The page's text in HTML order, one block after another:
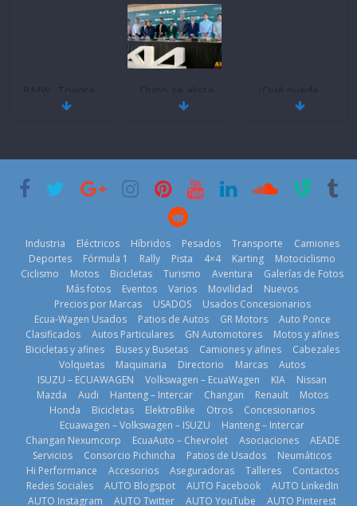
BMW, Toyota,
Bosch y
renovable
25 de julio de
Nuevo SUV
Honda ZR-V
Advanced
Hybrid para el
mercado local
23 de julio de
Quito se alista
para un nuevo
2026
Kia reúne a
jugadores de
fútbol de todo
el mundo en
‘Kia OMBC
Cup’
6 de mayo de
2026
¿Qué puede
pasar con tu
3 de agosto de
La FEDAK
recibe 12
Sinotruk
Bolden para
cubrir las rutas
de La Vuelta
31 de julio de
2026
Industria Eléctricos Híbridos Pesados Transporte
Camiones
Deportes
Fórmula 1 Rally Pista 4×4 Karting
Motociclismo
Ciclismo
Motos Bicicletas Turismo Aventura
Galerías de Fotos
Más fotos
Eventos Varios Movilidad
Nuevos
Precios por Marcas
USADOS
Usados Concesionarios
Ecua-Wagen Usados
Patios de Autos GR Motors
Auto Ponce
Clasificados
Autos Particulares GN Automotores
Motos y afines
Bicicletas y afines
Buses y Busetas Camiones y afines
Cabezales
Volquetas
Maquinaria Directorio Marcas
Autos
ISUZU – ECUAWAGEN
Volkswagen – EcuaWagen KIA
Nissan
Mazda
Audi Hanteng – Intercar Changan Renault
Motos
Honda
Bicicletas ElektroBike Otros
Concesionarios
Ecuawagen – Volkswagen – ISUZU
Hanteng – Intercar
Changan Nexumcorp
EcuaAuto – Chevrolet Asociaciones
AEADE
Servicios
Consorcio Pichincha Patios de Usados
Neumáticos
Hi Performance
Accesorios Aseguradoras Talleres
Contactos
Redes Sociales
AUTO Blogspot AUTO Facebook
AUTO LinkedIn
AUTO Instagram
AUTO Twitter AUTO YouTube AUTO Pinterest